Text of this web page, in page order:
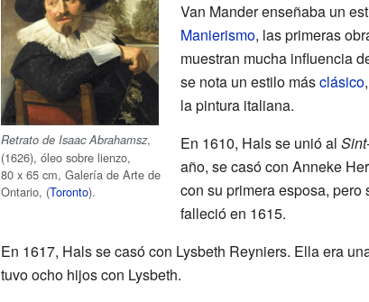
Retrato de Isaac Abrahamsz,
(1626), óleo sobre lienzo,
80 x 65 cm, Galería de Arte de
Ontario, (Toronto).
Van Mander enseñaba un
Manierismo, las primeras
muestran mucha influencia
se nota un estilo másclásico
la pintura italiana.
En 1610, Hals se unió al
año, se casó con Anneke
con su primera esposa,
falleció en 1615.
En 1617, Hals se casó con Lysbeth Reyniers. Ella era
tuvo ocho hijos con Lysbeth.